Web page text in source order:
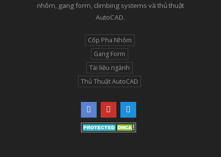
nhôm, gang form, climbing systems và thủ thuật
AutoCAD.
Cốp Pha Nhôm
Gang Form
Tài liệu ngành
Thủ Thuật AutoCAD